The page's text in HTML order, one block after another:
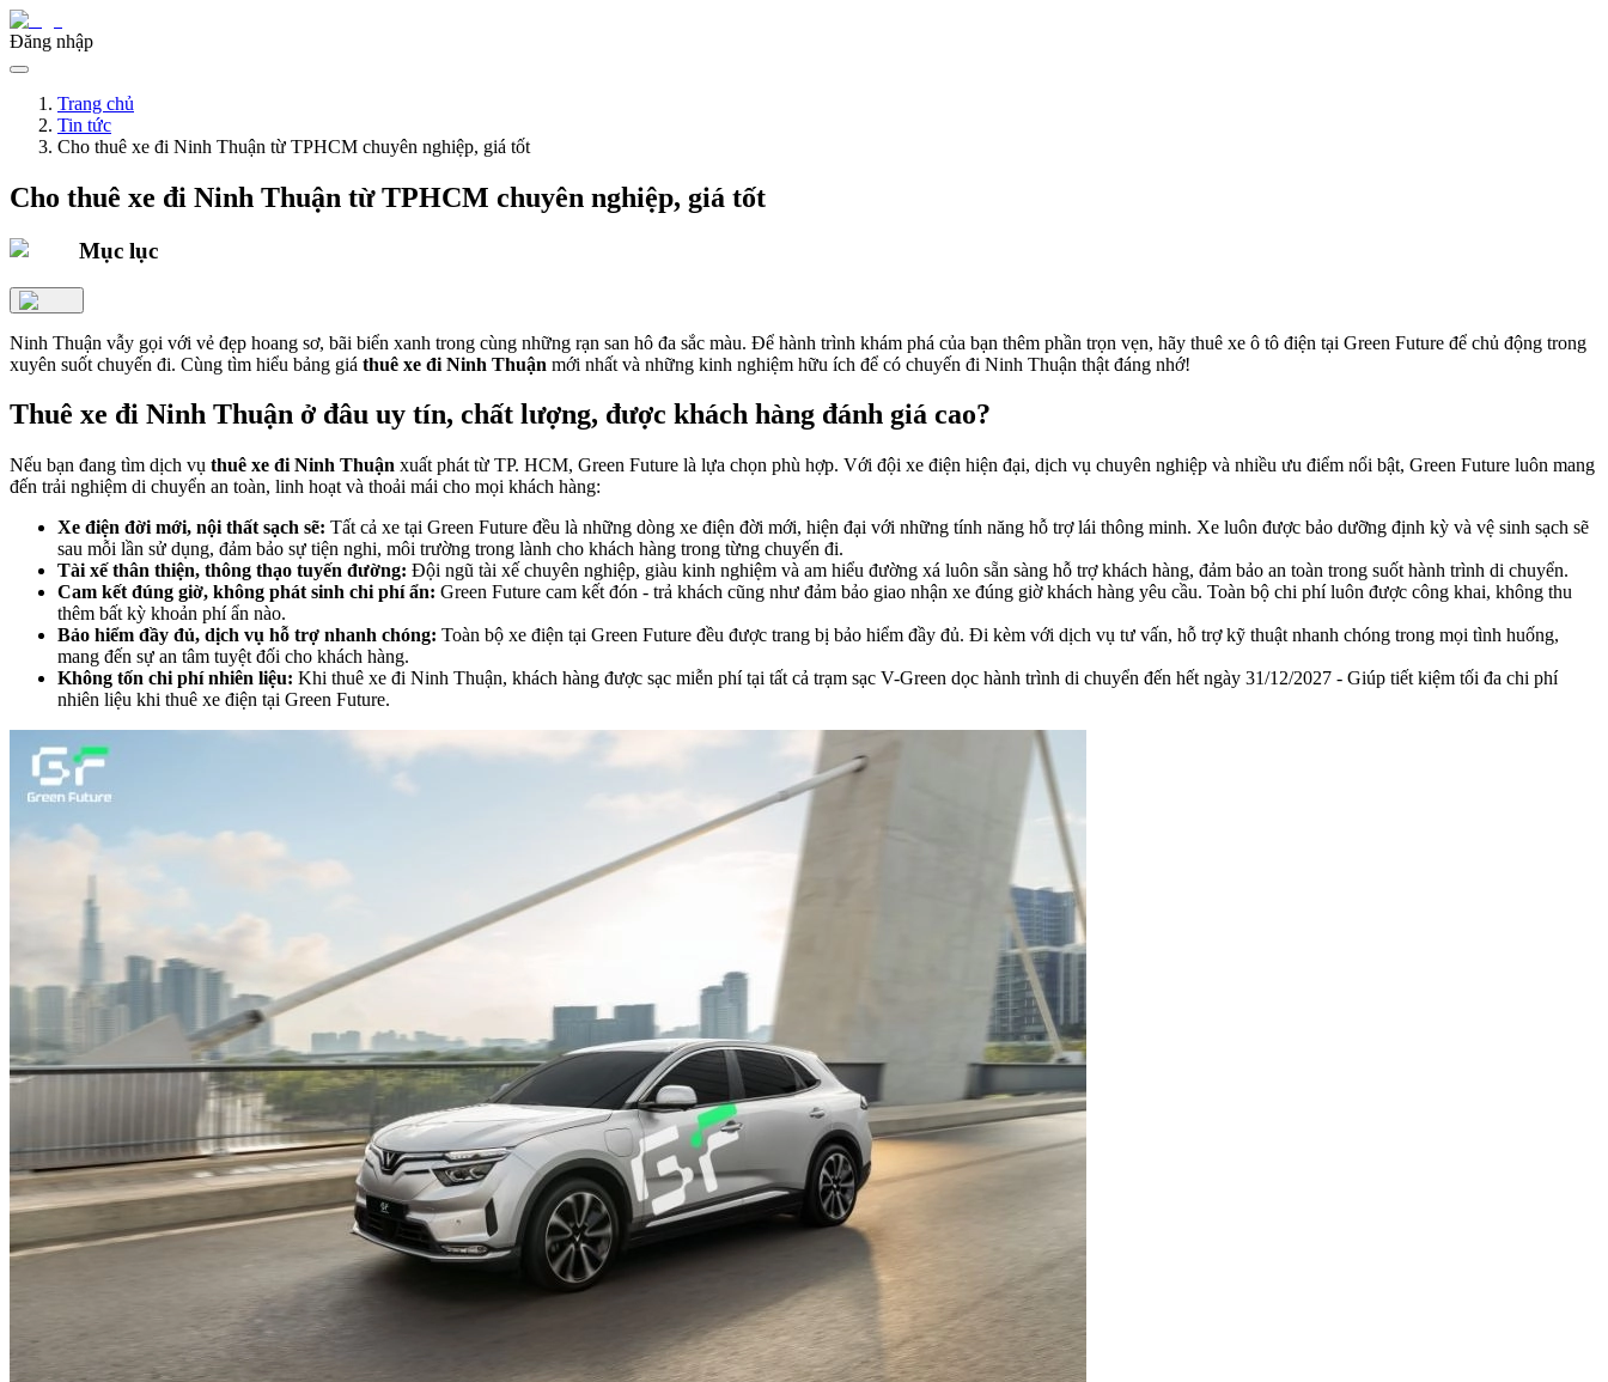
Đăng nhập
Trang chủ
Tin tức
Cho thuê xe đi Ninh Thuận từ TPHCM chuyên nghiệp, giá tốt
Cho thuê xe đi Ninh Thuận từ TPHCM chuyên nghiệp, giá tốt
Mục lục
Ninh Thuận vẫy gọi với vẻ đẹp hoang sơ, bãi biển xanh trong cùng những rạn san hô đa sắc màu. Để hành trình khám phá của bạn thêm phần trọn vẹn, hãy thuê xe ô tô điện tại Green Future để chủ động trong
xuyên suốt chuyến đi. Cùng tìm hiểu bảng giá thuê xe đi Ninh Thuận mới nhất và những kinh nghiệm hữu ích để có chuyến đi Ninh Thuận thật đáng nhớ!
Thuê xe đi Ninh Thuận ở đâu uy tín, chất lượng, được khách hàng đánh giá cao?
Nếu bạn đang tìm dịch vụ thuê xe đi Ninh Thuận xuất phát từ TP. HCM, Green Future là lựa chọn phù hợp. Với đội xe điện hiện đại, dịch vụ chuyên nghiệp và nhiều ưu điểm nổi bật, Green Future luôn mang
đến trải nghiệm di chuyển an toàn, linh hoạt và thoải mái cho mọi khách hàng:
Xe điện đời mới, nội thất sạch sẽ: Tất cả xe tại Green Future đều là những dòng xe điện đời mới, hiện đại với những tính năng hỗ trợ lái thông minh. Xe luôn được bảo dưỡng định kỳ và vệ sinh sạch sẽ
sau mỗi lần sử dụng, đảm bảo sự tiện nghi, môi trường trong lành cho khách hàng trong từng chuyến đi.
Tài xế thân thiện, thông thạo tuyến đường: Đội ngũ tài xế chuyên nghiệp, giàu kinh nghiệm và am hiểu đường xá luôn sẵn sàng hỗ trợ khách hàng, đảm bảo an toàn trong suốt hành trình di chuyển.
Cam kết đúng giờ, không phát sinh chi phí ẩn: Green Future cam kết đón - trả khách cũng như đảm bảo giao nhận xe đúng giờ khách hàng yêu cầu. Toàn bộ chi phí luôn được công khai, không thu
thêm bất kỳ khoản phí ẩn nào.
Bảo hiểm đầy đủ, dịch vụ hỗ trợ nhanh chóng: Toàn bộ xe điện tại Green Future đều được trang bị bảo hiểm đầy đủ. Đi kèm với dịch vụ tư vấn, hỗ trợ kỹ thuật nhanh chóng trong mọi tình huống,
mang đến sự an tâm tuyệt đối cho khách hàng.
Không tốn chi phí nhiên liệu: Khi thuê xe đi Ninh Thuận, khách hàng được sạc miễn phí tại tất cả trạm sạc V-Green dọc hành trình di chuyển đến hết ngày 31/12/2027 - Giúp tiết kiệm tối đa chi phí
nhiên liệu khi thuê xe điện tại Green Future.